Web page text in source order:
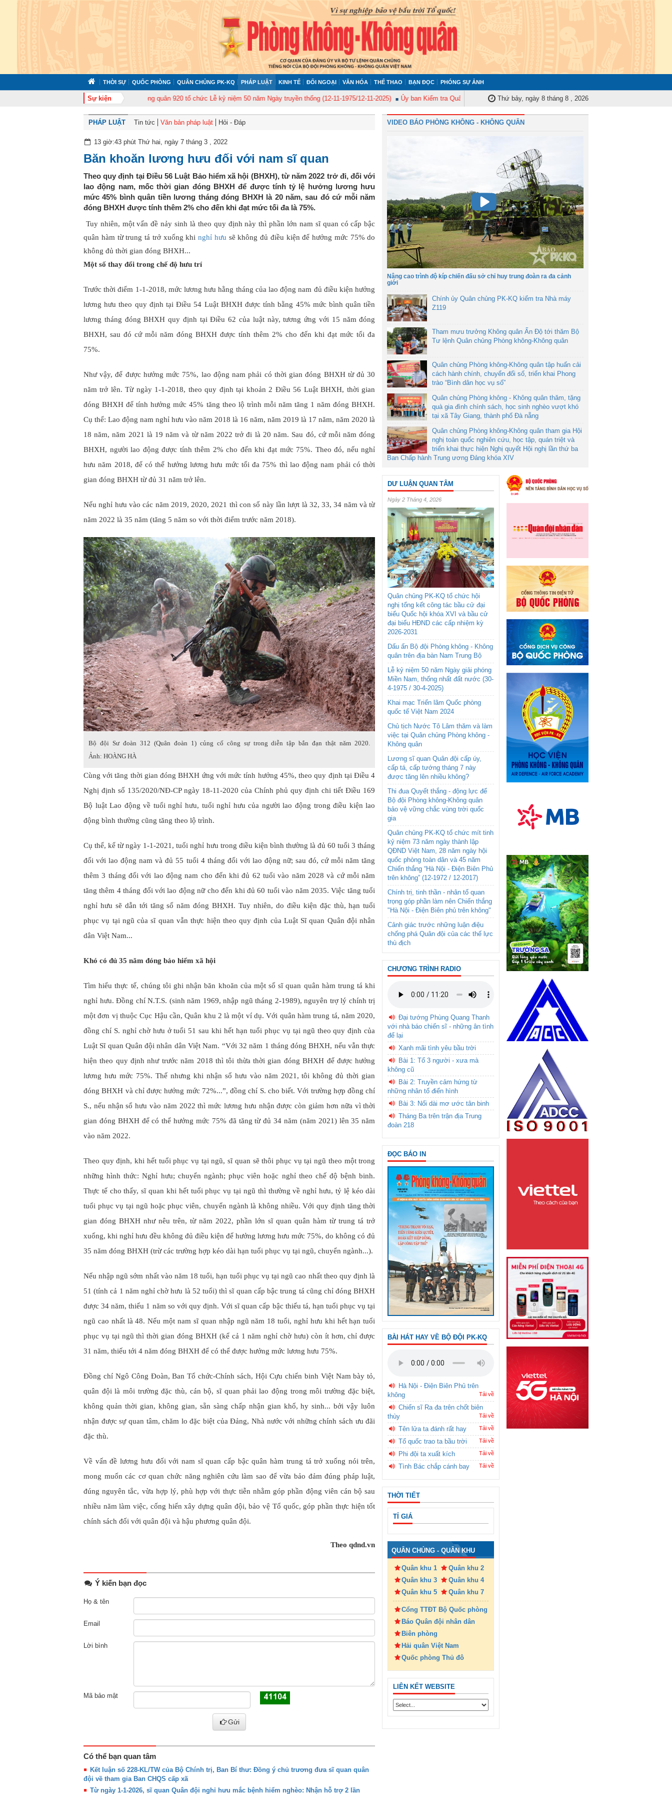
THỜI SỰ QUỐC PHÒNG QUÂN CHỦNG PK-KQ PHÁP LUẬT KINH TẾ ĐỐI NGOẠI VĂN HÓA THỂ THAO BẠN ĐỌC PHÓNG SỰ ẢNH
Sự kiện
Trung đoàn Không quân 920 tổ chức Lễ kỷ niệm 50 năm Ngày truyền thống (12-11-1975/12-11-2025) Ủy ban Kiểm tra Quân ủy Trung ương tập huấn nghiệp vụ công tác kiểm tra, giám sát năm 2025
Thứ bảy, ngày 8 tháng 8 , 2026
PHÁP LUẬT Tin tức Văn bản pháp luật Hỏi - Đáp
13 giờ:43 phút Thứ hai, ngày 7 tháng 3 , 2022
Băn khoăn lương hưu đối với nam sĩ quan
Theo quy định tại Điều 56 Luật Bảo hiểm xã hội (BHXH), từ năm 2022 trở đi, đối với
lao động nam, mốc thời gian đóng BHXH để được tính tỷ lệ hưởng lương hưu
mức 45% bình quân tiền lương tháng đóng BHXH là 20 năm, sau đó cứ mỗi năm
đóng BHXH được tính thêm 2% cho đến khi đạt mức tối đa là 75%.
Tuy nhiên, một vấn đề nảy sinh là theo quy định này thì phần lớn nam sĩ quan có cấp bậc
quân hàm từ trung tá trở xuống khi nghỉ hưu sẽ không đủ điều kiện để hưởng mức 75% do
không đủ thời gian đóng BHXH...
Một số thay đổi trong chế độ hưu trí
Trước thời điểm 1-1-2018, mức lương hưu hằng tháng của lao động nam đủ điều kiện hưởng
lương hưu theo quy định tại Điều 54 Luật BHXH được tính bằng 45% mức bình quân tiền
lương tháng đóng BHXH quy định tại Điều 62 của luật này, tương ứng với 15 năm đóng
BHXH, sau đó cứ mỗi năm đóng BHXH được tính thêm 2% cho đến khi đạt mức tối đa
75%.
Như vậy, để được hưởng mức 75%, lao động nam phải có thời gian đóng BHXH từ đủ 30
năm trở lên. Từ ngày 1-1-2018, theo quy định tại khoản 2 Điều 56 Luật BHXH, thời gian
đóng BHXH để tính hưởng mức 45% tăng theo lộ trình mỗi năm tăng 1 năm đóng BHXH.
Cụ thể: Lao động nam nghỉ hưu vào năm 2018 là 16 năm, năm 2019 là 17 năm, năm 2020 là
18 năm, năm 2021 là 19 năm và từ năm 2022 trở đi là 20 năm. Sau đó, cứ mỗi năm đóng
BHXH, người lao động được tính thêm 2% cho đến khi đạt mức 75%. Theo đó, nếu nghỉ
hưu năm 2018, để có thể hưởng lương hưu mức tối đa 75% thì lao động nam phải có thời
gian đóng BHXH từ đủ 31 năm trở lên.
Nếu nghỉ hưu vào các năm 2019, 2020, 2021 thì con số này lần lượt là 32, 33, 34 năm và từ
năm 2022 là 35 năm (tăng 5 năm so với thời điểm trước năm 2018).
Bộ đội Sư đoàn 312 (Quân đoàn 1) củng cố công sự trong diễn tập bắn đạn thật năm 2020.
Ảnh: HOÀNG HÀ
Cùng với tăng thời gian đóng BHXH ứng với mức tính hưởng 45%, theo quy định tại Điều 4
Nghị định số 135/2020/NĐ-CP ngày 18-11-2020 của Chính phủ quy định chi tiết Điều 169
Bộ luật Lao động về tuổi nghỉ hưu, tuổi nghỉ hưu của người lao động trong điều kiện lao
động bình thường cũng tăng theo lộ trình.
Cụ thể, kể từ ngày 1-1-2021, tuổi nghỉ hưu trong điều kiện bình thường là đủ 60 tuổi 3 tháng
đối với lao động nam và đủ 55 tuổi 4 tháng đối với lao động nữ; sau đó, cứ mỗi năm tăng
thêm 3 tháng đối với lao động nam cho đến khi đủ 62 tuổi vào năm 2028 và cứ mỗi năm
tăng thêm 4 tháng đối với lao động nữ cho đến khi đủ 60 tuổi vào năm 2035. Việc tăng tuổi
nghỉ hưu sẽ dẫn tới tăng số năm đóng BHXH. Tuy nhiên, do điều kiện đặc thù, hạn tuổi
phục vụ tại ngũ của sĩ quan vẫn thực hiện theo quy định của Luật Sĩ quan Quân đội nhân
dân Việt Nam...
Khó có đủ 35 năm đóng bảo hiểm xã hội
Tìm hiểu thực tế, chúng tôi ghi nhận băn khoăn của một số sĩ quan quân hàm trung tá khi
nghỉ hưu. Đồng chí N.T.S. (sinh năm 1969, nhập ngũ tháng 2-1989), nguyên trợ lý chính trị
một đơn vị thuộc Cục Hậu cần, Quân khu 2 là một ví dụ. Với quân hàm trung tá, năm 2020,
đồng chí S. nghỉ chờ hưu ở tuổi 51 sau khi hết hạn tuổi phục vụ tại ngũ theo quy định của
Luật Sĩ quan Quân đội nhân dân Việt Nam. “Với 32 năm 1 tháng đóng BHXH, nếu vẫn thực
hiện theo quy định như trước năm 2018 thì tôi thừa thời gian đóng BHXH để được hưởng
lương hưu mức 75%. Thế nhưng khi nhận sổ hưu vào năm 2021, tôi không đủ thời gian
đóng BHXH và chỉ được hưởng mức 72%...”, đồng chí S. cho biết. Với trường hợp đồng chí
S., nếu nhận sổ hưu vào năm 2022 thì mức lương hưu nhận được còn giảm hơn nữa vì thời
gian đóng BHXH để có thể hưởng mức 75% đã tăng từ đủ 34 năm (năm 2021) lên 35 năm
vào năm 2022.
Theo quy định, khi hết tuổi phục vụ tại ngũ, sĩ quan sẽ thôi phục vụ tại ngũ theo một trong
những hình thức: Nghỉ hưu; chuyển ngành; phục viên hoặc nghỉ theo chế độ bệnh binh.
Thực tế cho thấy, sĩ quan khi hết tuổi phục vụ tại ngũ thì thường về nghỉ hưu, tỷ lệ kéo dài
tuổi phục vụ tại ngũ hoặc phục viên, chuyển ngành là không nhiều. Với quy định tăng thời
gian đóng BHXH như nêu trên, từ năm 2022, phần lớn sĩ quan quân hàm từ trung tá trở
xuống, khi nghỉ hưu đều không đủ điều kiện để hưởng lương hưu mức 75%, do không có đủ
35 năm đóng BHXH (trừ các trường hợp kéo dài hạn tuổi phục vụ tại ngũ, chuyển ngành...).
Nếu nhập ngũ sớm nhất vào năm 18 tuổi, hạn tuổi phục vụ tại ngũ cao nhất theo quy định là
51 (tính cả 1 năm nghỉ chờ hưu là 52 tuổi) thì sĩ quan cấp bậc trung tá cũng chỉ đóng BHXH
được 34 năm, thiếu 1 năm so với quy định. Với sĩ quan cấp bậc thiếu tá, hạn tuổi phục vụ tại
ngũ cao nhất là 48. Nếu một nam sĩ quan nhập ngũ năm 18 tuổi, nghỉ hưu khi hết hạn tuổi
phục vụ tại ngũ thì thời gian đóng BHXH (kể cả 1 năm nghỉ chờ hưu) còn ít hơn, chỉ được
31 năm, thiếu tới 4 năm đóng BHXH để có thể được hưởng mức lương hưu 75%.
Đồng chí Ngô Công Đoàn, Ban Tổ chức-Chính sách, Hội Cựu chiến binh Việt Nam bày tỏ,
quân đội là môi trường đặc thù, cán bộ, sĩ quan phải lao động trong môi trường đặc biệt,
không quản thời gian, không gian, sẵn sàng chấp nhận gian khổ, hy sinh... bởi vậy luôn
nhận được sự quan tâm, chăm lo đặc biệt của Đảng, Nhà nước với những chính sách ưu đãi
đặc thù.
Về vấn đề lương hưu đối với nam sĩ quan cấp bậc quân hàm trung tá trở xuống nói trên,
mong muốn các cơ quan chức năng nghiên cứu làm sao để vừa bảo đảm đúng pháp luật,
đúng nguyên tắc, vừa hợp lý, phù hợp với thực tiễn nhằm góp phần động viên cán bộ sau
nhiều năm làm việc, cống hiến xây dựng quân đội, bảo vệ Tổ quốc, góp phần thực hiện tốt
chính sách đối với quân đội và hậu phương quân đội.
Theo qdnd.vn
Ý kiến bạn đọc
Họ & tên
Email
Lời bình
Mã bảo mật
Gửi
Có thể bạn quan tâm
Kết luận số 228-KL/TW của Bộ Chính trị, Ban Bí thư: Đồng ý chủ trương đưa sĩ quan quân
đội về tham gia Ban CHQS cấp xã
Từ ngày 1-1-2026, sĩ quan Quân đội nghỉ hưu mắc bệnh hiểm nghèo: Nhận hỗ trợ 2 lần
VIDEO BÁO PHÒNG KHÔNG - KHÔNG QUÂN
Nâng cao trình độ kíp chiến đấu sở chỉ huy trung đoàn ra đa cảnh
giới
Chính ủy Quân chủng PK-KQ kiểm tra Nhà máy
Z119
Tham mưu trưởng Không quân Ấn Độ tới thăm Bộ
Tư lệnh Quân chủng Phòng không-Không quân
Quân chủng Phòng không-Không quân tập huấn cải
cách hành chính, chuyển đổi số, triển khai Phong
trào “Bình dân học vụ số”
Quân chủng Phòng không - Không quân thăm, tặng
quà gia đình chính sách, học sinh nghèo vượt khó
tại xã Tây Giang, thành phố Đà nẵng
Quân chủng Phòng không-Không quân tham gia Hội
nghị toàn quốc nghiên cứu, học tập, quán triệt và
triển khai thực hiện Nghị quyết Hội nghị lần thứ ba
Ban Chấp hành Trung ương Đảng khóa XIV
DƯ LUẬN QUAN TÂM
Ngày 2 Tháng 4, 2026
Quân chủng PK-KQ tổ chức hội
nghị tổng kết công tác bầu cử đại
biểu Quốc hội khóa XVI và bầu cử
đại biểu HĐND các cấp nhiệm kỳ
2026-2031
Dấu ấn Bộ đội Phòng không - Không
quân trên địa bàn Nam Trung Bộ
Lễ kỷ niệm 50 năm Ngày giải phóng
Miền Nam, thống nhất đất nước (30-
4-1975 / 30-4-2025)
Khai mạc Triển lãm Quốc phòng
quốc tế Việt Nam 2024
Chủ tịch Nước Tô Lâm thăm và làm
việc tại Quân chủng Phòng không -
Không quân
Lương sĩ quan Quân đội cấp úy,
cấp tá, cấp tướng tháng 7 này
được tăng lên nhiều không?
Thi đua Quyết thắng - động lực để
Bộ đội Phòng không-Không quân
bảo vệ vững chắc vùng trời quốc
gia
Quân chủng PK-KQ tổ chức mít tinh
kỷ niệm 73 năm ngày thành lập
QĐND Việt Nam, 28 năm ngày hội
quốc phòng toàn dân và 45 năm
Chiến thắng “Hà Nội - Điện Biên Phủ
trên không” (12-1972 / 12-2017)
Chính trị, tinh thần - nhân tố quan
trọng góp phần làm nên Chiến thắng
"Hà Nội - Điện Biên phủ trên không"
Cảnh giác trước những luận điệu
chống phá Quân đội của các thế lực
thù địch
CHƯƠNG TRÌNH RADIO
Đại tướng Phùng Quang Thanh
với nhà báo chiến sĩ - những ân tình
để lại
Xanh mãi tình yêu bầu trời
Bài 1: Tổ 3 người - xưa mà
không cũ
Bài 2: Truyền cảm hứng từ
những nhân tố điển hình
Bài 3: Nối dài mơ ước tân binh
Tháng Ba trên trận địa Trung
đoàn 218
ĐỌC BÁO IN
BÀI HÁT HAY VỀ BỘ ĐỘI PK-KQ
Hà Nội - Điện Biên Phủ trên
không
Tải về
Chiến sĩ Ra đa trên chốt biên
thùy
Tải về
Tên lửa ta đánh rất hay Tải về
Tổ quốc trao ta bầu trời Tải về
Phi đội ta xuất kích Tải về
Tình Bác chắp cánh bay Tải về
THỜI TIẾT
TỈ GIÁ
QUÂN CHỦNG - QUÂN KHU
Quân khu 1
Quân khu 2
Quân khu 3
Quân khu 4
Quân khu 5
Quân khu 7
Cổng TTĐT Bộ Quốc phòng
Báo Quân đội nhân dân
Biên phòng
Hải quân Việt Nam
Quốc phòng Thủ đô
LIÊN KẾT WEBSITE